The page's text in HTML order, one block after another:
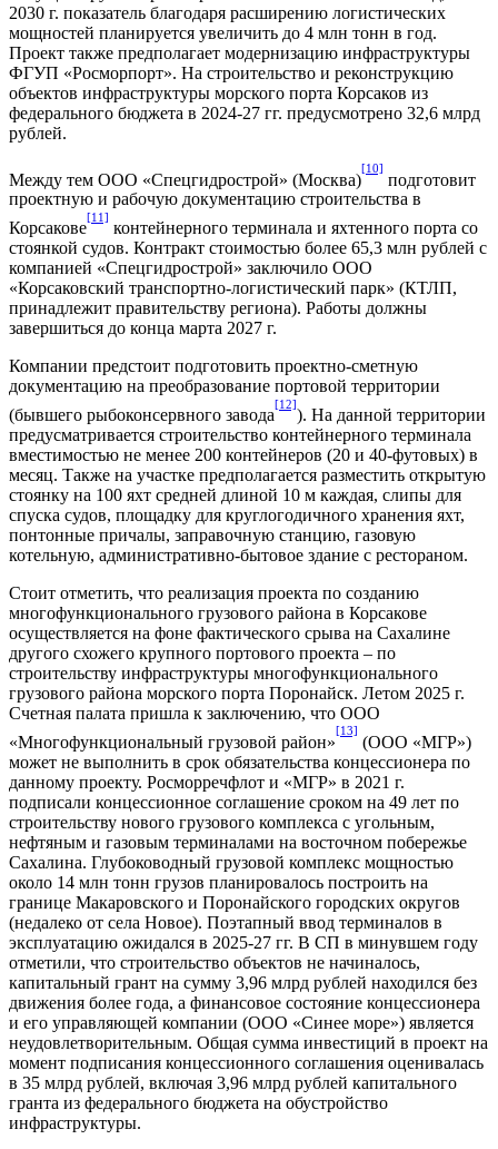
2030 г. показатель благодаря расширению логистических
мощностей планируется увеличить до 4 млн тонн в год.
Проект также предполагает модернизацию инфраструктуры
ФГУП «Росморпорт». На строительство и реконструкцию
объектов инфраструктуры морского порта Корсаков из
федерального бюджета в 2024-27 гг. предусмотрено 32,6 млрд
рублей.
Между тем ООО «Спецгидрострой» (Москва)
[10]
подготовит
проектную и рабочую документацию строительства в
Корсакове
[11]
контейнерного терминала и яхтенного порта со
стоянкой судов. Контракт стоимостью более 65,3 млн рублей с
компанией «Спецгидрострой» заключило ООО
«Корсаковский транспортно-логистический парк» (КТЛП,
принадлежит правительству региона). Работы должны
завершиться до конца марта 2027 г.
Компании предстоит подготовить проектно-сметную
документацию на преобразование портовой территории
(бывшего рыбоконсервного завода
[12]
). На данной территории
предусматривается строительство контейнерного терминала
вместимостью не менее 200 контейнеров (20 и 40-футовых) в
месяц. Также на участке предполагается разместить открытую
стоянку на 100 яхт средней длиной 10 м каждая, слипы для
спуска судов, площадку для круглогодичного хранения яхт,
понтонные причалы, заправочную станцию, газовую
котельную, административно-бытовое здание с рестораном.
Стоит отметить, что реализация проекта по созданию
многофункционального грузового района в Корсакове
осуществляется на фоне фактического срыва на Сахалине
другого схожего крупного портового проекта – по
строительству инфраструктуры многофункционального
грузового района морского порта Поронайск. Летом 2025 г.
Счетная палата пришла к заключению, что ООО
«Многофункциональный грузовой район»
[13]
(ООО «МГР»)
может не выполнить в срок обязательства концессионера по
данному проекту. Росморречфлот и «МГР» в 2021 г.
подписали концессионное соглашение сроком на 49 лет по
строительству нового грузового комплекса с угольным,
нефтяным и газовым терминалами на восточном побережье
Сахалина. Глубоководный грузовой комплекс мощностью
около 14 млн тонн грузов планировалось построить на
границе Макаровского и Поронайского городских округов
(недалеко от села Новое). Поэтапный ввод терминалов в
эксплуатацию ожидался в 2025-27 гг. В СП в минувшем году
отметили, что строительство объектов не начиналось,
капитальный грант на сумму 3,96 млрд рублей находился без
движения более года, а финансовое состояние концессионера
и его управляющей компании (ООО «Синее море») является
неудовлетворительным. Общая сумма инвестиций в проект на
момент подписания концессионного соглашения оценивалась
в 35 млрд рублей, включая 3,96 млрд рублей капитального
гранта из федерального бюджета на обустройство
инфраструктуры.